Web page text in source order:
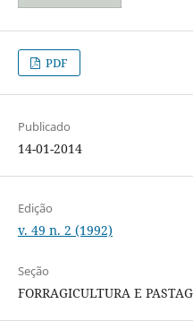
PDF
Publicado
14-01-2014
Edição
v. 49 n. 2 (1992)
Seção
FORRAGICULTURA E